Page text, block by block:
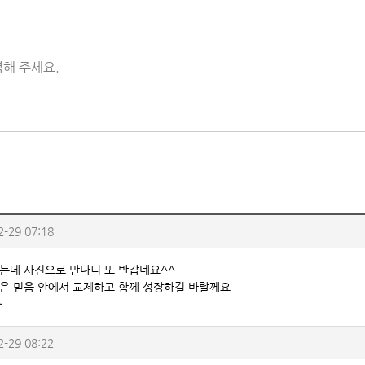
주세요.
29 07:18
데 사진으로 만나니 또 반갑네요^^
믿음 안에서 교제하고 함께 성장하길 바랄께요
29 08:22